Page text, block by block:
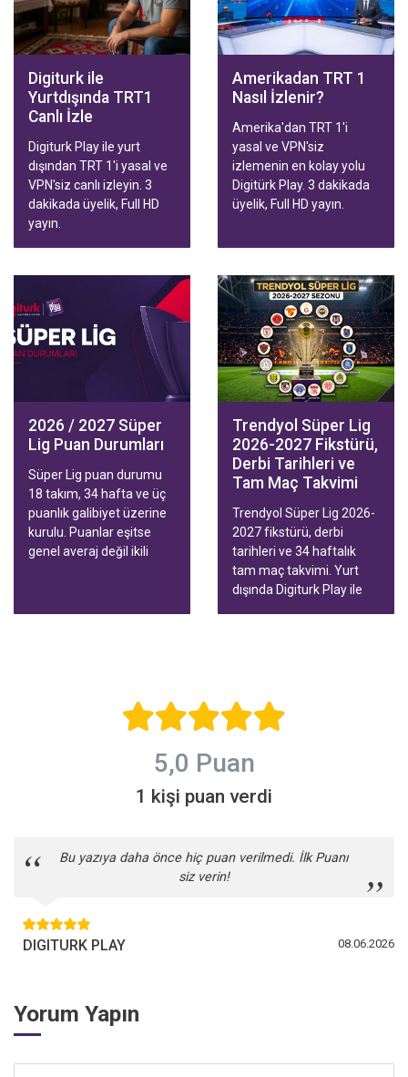
paketleriyle hızlı
aktivasyon.
Digiturk ile
Yurtdışında TRT1
Canlı İzle
Digiturk Play ile yurt
dışından TRT 1'i yasal ve
VPN'siz canlı izleyin. 3
dakikada üyelik, Full HD
yayın.
Amerikadan TRT 1
Nasıl İzlenir?
Amerika'dan TRT 1'i
yasal ve VPN'siz
izlemenin en kolay yolu
Digitürk Play. 3 dakikada
üyelik, Full HD yayın.
2026 / 2027 Süper
Lig Puan Durumları
Süper Lig puan durumu
18 takım, 34 hafta ve üç
puanlık galibiyet üzerine
kurulu. Puanlar eşitse
genel averaj değil ikili
Trendyol Süper Lig
2026-2027 Fikstürü,
Derbi Tarihleri ve
Tam Maç Takvimi
Trendyol Süper Lig 2026-
2027 fikstürü, derbi
tarihleri ve 34 haftalık
tam maç takvimi. Yurt
dışında Digiturk Play ile
5,0 Puan
1 kişi puan verdi
Bu yazıya daha önce hiç puan verilmedi. İlk Puanı
siz verin!
08.06.2026
DIGITURK PLAY
Yorum Yapın